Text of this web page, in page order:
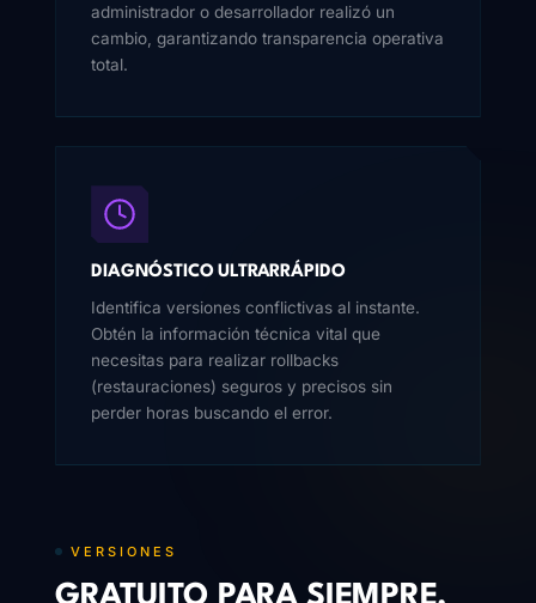
administrador o desarrollador realizó un
cambio, garantizando transparencia operativa
total.
DIAGNÓSTICO ULTRARRÁPIDO
Identifica versiones conflictivas al instante.
Obtén la información técnica vital que
necesitas para realizar rollbacks
(restauraciones) seguros y precisos sin
perder horas buscando el error.
VERSIONES